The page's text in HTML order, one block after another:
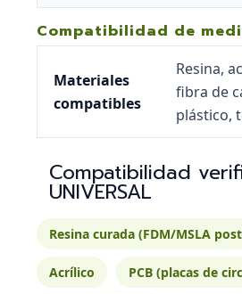
Compatibilidad de
Materiales
compatibles
Resina,
fibra de
plástico,
Compatibilidad
UNIVERSAL
Resina curada (FDM/MSLA
Acrílico PCB (placas de